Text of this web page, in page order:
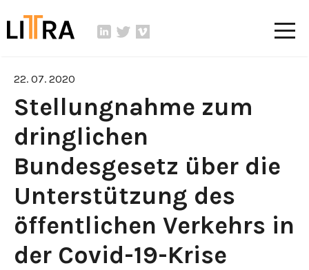
22. 07. 2020
Stellungnahme zum
dringlichen
Bundesgesetz über die
Unterstützung des
öffentlichen Verkehrs in
der Covid-19-Krise